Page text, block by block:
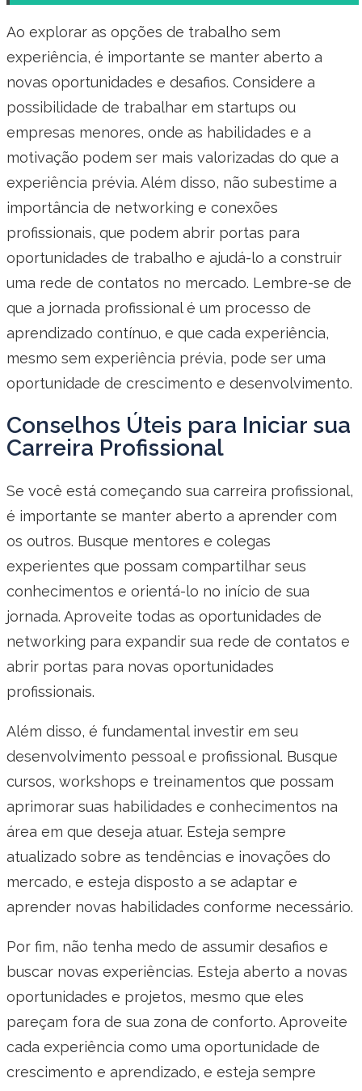
Ao explorar as opções de trabalho sem
experiência, é importante se manter aberto a
novas oportunidades e desafios. Considere a
possibilidade de trabalhar em startups ou
empresas menores, onde as habilidades e a
motivação podem ser mais valorizadas do que a
experiência prévia. Além disso, não subestime a
importância de networking e conexões
profissionais, que podem abrir portas para
oportunidades de trabalho e ajudá-lo a construir
uma rede de contatos no mercado. Lembre-se de
que a jornada profissional é um processo de
aprendizado contínuo, e que cada experiência,
mesmo sem experiência prévia, pode ser uma
oportunidade de crescimento e desenvolvimento.
Conselhos Úteis para Iniciar sua
Carreira Profissional
Se você está começando sua carreira profissional,
é importante se manter aberto a aprender com
os outros. Busque mentores e colegas
experientes que possam compartilhar seus
conhecimentos e orientá-lo no início de sua
jornada. Aproveite todas as oportunidades de
networking para expandir sua rede de contatos e
abrir portas para novas oportunidades
profissionais.
Além disso, é fundamental investir em seu
desenvolvimento pessoal e profissional. Busque
cursos, workshops e treinamentos que possam
aprimorar suas habilidades e conhecimentos na
área em que deseja atuar. Esteja sempre
atualizado sobre as tendências e inovações do
mercado, e esteja disposto a se adaptar e
aprender novas habilidades conforme necessário.
Por fim, não tenha medo de assumir desafios e
buscar novas experiências. Esteja aberto a novas
oportunidades e projetos, mesmo que eles
pareçam fora de sua zona de conforto. Aproveite
cada experiência como uma oportunidade de
crescimento e aprendizado, e esteja sempre